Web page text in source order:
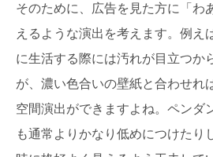
そのために、広告を見た方に「わ
えるような演出を考えます。例え
に生活する際には汚れが目立つか
が、濃い色合いの壁紙と合わせれ
空間演出ができますよね。ペンダ
も通常よりかなり低めにつけたり